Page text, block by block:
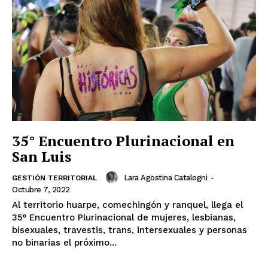
35° Encuentro Plurinacional en
San Luis
GESTIÓN TERRITORIAL Lara Agostina Catalogni -
Octubre 7, 2022
Al territorio huarpe, comechingón y ranquel, llega el
35° Encuentro Plurinacional de mujeres, lesbianas,
bisexuales, travestis, trans, intersexuales y personas
no binarias el próximo...